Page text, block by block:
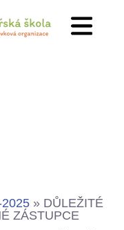
» DŮLEŽITÉ
ZÁSTUPCE